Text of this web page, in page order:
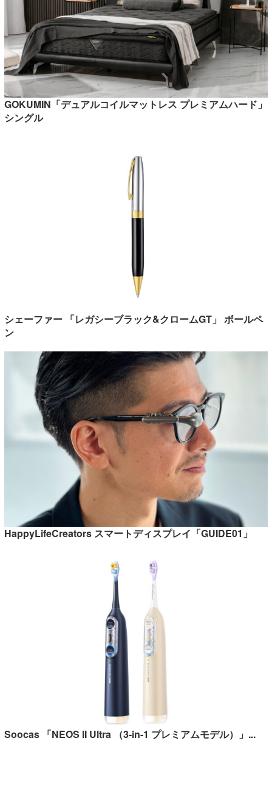
GOKUMIN「デュアルコイルマットレス プレミアムハード」
シングル
シェーファー 「レガシーブラック&クロームGT」 ボールペ
ン
HappyLifeCreators スマートディスプレイ「GUIDE01」
Soocas 「NEOS II Ultra （3-in-1 プレミアムモデル）」...